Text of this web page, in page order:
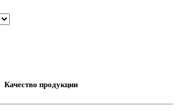
Качество продукции